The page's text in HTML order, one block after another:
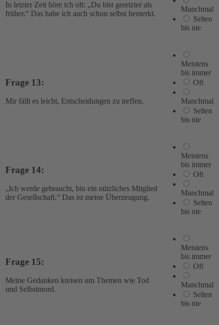
In letzter Zeit höre ich oft: „Du bist gereizter als
früher.“ Das habe ich auch schon selbst bemerkt.
Manchmal
Selten
bis nie
Frage 13:
Mir fällt es leicht, Entscheidungen zu treffen.
Meistens
bis immer
Oft
Manchmal
Selten
bis nie
Frage 14:
„Ich werde gebraucht, bin ein nützliches Mitglied
der Gesellschaft.“ Das ist meine Überzeugung.
Meistens
bis immer
Oft
Manchmal
Selten
bis nie
Frage 15:
Meine Gedanken kreisen um Themen wie Tod
und Selbstmord.
Meistens
bis immer
Oft
Manchmal
Selten
bis nie